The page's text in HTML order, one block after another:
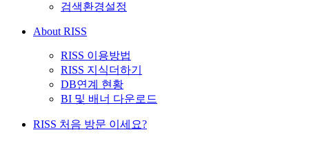
검색환경설정
About RISS
RISS 이용방법
RISS 지식더하기
DB연계 현황
BI 및 배너 다운로드
RISS 처음 방문 이세요?